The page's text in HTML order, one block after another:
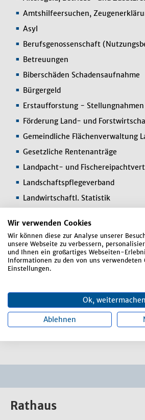
Wir verwenden Cookies
Wir können diese zur Analyse unserer
unsere Webseite zu verbessern,
und Ihnen ein großartiges Webseiten-
Informationen zu den von uns verwendeten
Einstellungen.
Ok, weitermachen
Ablehnen
Amtshilfeersuchen,
Asyl
Berufsgenossenschaft
Betreuungen
Biberschäden Schadensaufnahme
Bürgergeld
Erstaufforstung - Stellungnahmen
Förderung Land- und
Gemeindliche Flächenverwaltung
Gesetzliche Rentenanträge
Landpacht- und
Landschaftspflegeverband
Landwirtschaftl. Statistik
Obdachlosigkeit,
Parkausweise
Rentenauskünfte, Rentenberatung
Schwerbehinderte
Sozialbestattungen
Sozialhilfeanträge
Unfallanzeigen (Landwirtschaft)
Rathaus